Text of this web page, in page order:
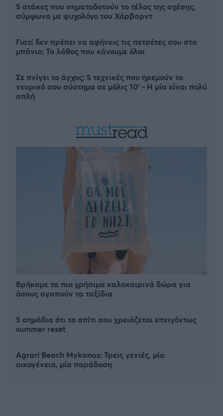
5 ατάκες που σηματοδοτούν το τέλος της σχέσης,
σύμφωνα με ψυχολόγο του Χάρβαρντ
Γιατί δεν πρέπει να αφήνεις τις πετσέτες σου στο
μπάνιο; Το λάθος που κάνουμε όλοι
Σε πνίγει το άγχος; 5 τεχνικές που ηρεμούν το
νευρικό σου σύστημα σε μόλις 10' - Η μία είναι πολύ
απλή
Βρήκαμε τα πιο χρήσιμα καλοκαιρινά δώρα για
όσους αγαπούν τα ταξίδια
5 σημάδια ότι το σπίτι σου χρειάζεται επειγόντως
summer reset
Agrari Beach Mykonos: Τρεις γενιές, μία
οικογένεια, μία παράδοση